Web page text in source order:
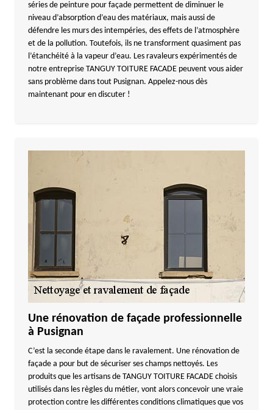
séries de peinture pour façade permettent de diminuer le
niveau d’absorption d’eau des matériaux, mais aussi de
défendre les murs des intempéries, des effets de l’atmosphère
et de la pollution. Toutefois, ils ne transforment quasiment pas
l’étanchéité à la vapeur d’eau. Les ravaleurs expérimentés de
notre entreprise TANGUY TOITURE FACADE peuvent vous aider
sans problème dans tout Pusignan. Appelez-nous dès
maintenant pour en discuter !
Une rénovation de façade professionnelle
à Pusignan
C’est la seconde étape dans le ravalement. Une rénovation de
façade a pour but de sécuriser ses champs nettoyés. Les
produits que les artisans de TANGUY TOITURE FACADE choisis
utilisés dans les règles du métier, vont alors concevoir une vraie
protection contre les différentes conditions climatiques que vos